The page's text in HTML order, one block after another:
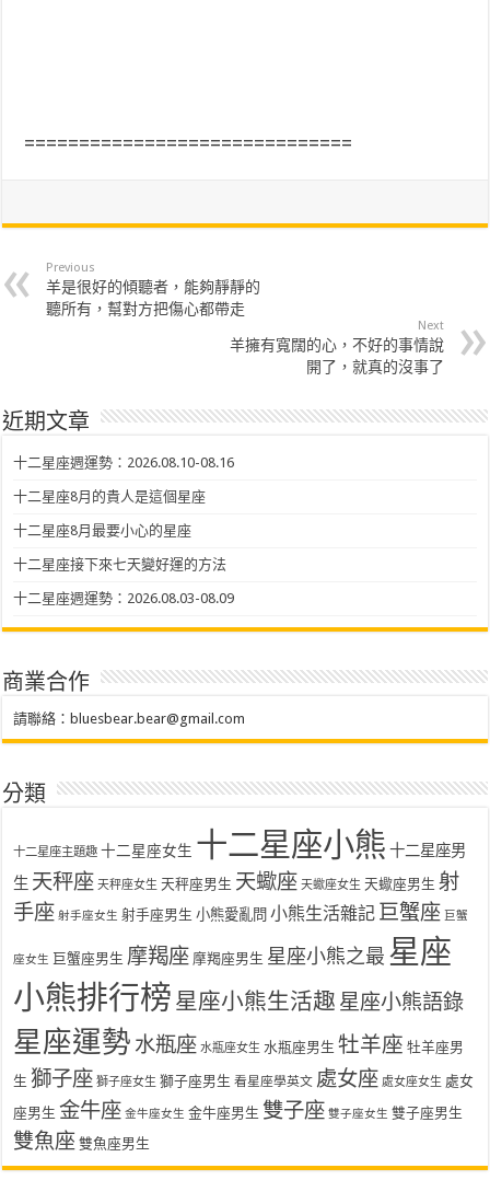
==============================
Previous
羊是很好的傾聽者，能夠靜靜的
聽所有，幫對方把傷心都帶走
Next
羊擁有寬闊的心，不好的事情說
開了，就真的沒事了
近期文章
十二星座週運勢：2026.08.10-08.16
十二星座8月的貴人是這個星座
十二星座8月最要小心的星座
十二星座接下來七天變好運的方法
十二星座週運勢：2026.08.03-08.09
商業合作
請聯絡： bluesbear.bear@gmail.com
分類
十二星座主題趣 十二星座女生 十二星座小熊 十二星座男
生 天秤座 天秤座女生 天秤座男生 天蠍座 天蠍座女生 天蠍座男生 射
手座 射手座女生 射手座男生 小熊愛亂問 小熊生活雜記 巨蟹座 巨蟹
座女生 巨蟹座男生 摩羯座 摩羯座男生 星座小熊之最 星座
小熊排行榜 星座小熊生活趣 星座小熊語錄
星座運勢 水瓶座 水瓶座女生 水瓶座男生 牡羊座 牡羊座男
生 獅子座 獅子座女生 獅子座男生 看星座學英文 處女座 處女座女生 處女
座男生 金牛座 金牛座女生 金牛座男生 雙子座 雙子座女生 雙子座男生
雙魚座 雙魚座男生